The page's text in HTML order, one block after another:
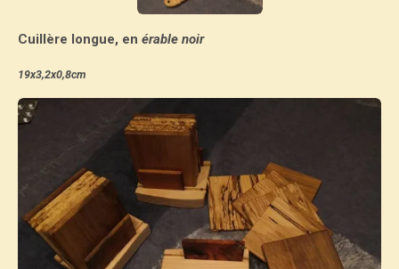
Cuillère longue, en érable noir
19x3,2x0,8cm